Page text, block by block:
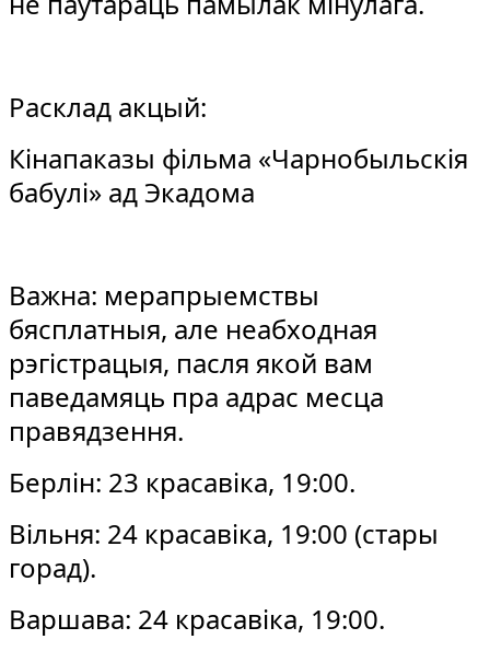
Расклад акцый:
Кінапаказы фільма «Чарнобыльскія
бабулі» ад Экадома
Важна: мерапрыемствы
бясплатныя, але неабходная
рэгістрацыя, пасля якой вам
паведамяць пра адрас месца
правядзення.
Берлін: 23 красавіка, 19:00.
Вільня: 24 красавіка, 19:00 (стары
горад).
Варшава: 24 красавіка, 19:00.